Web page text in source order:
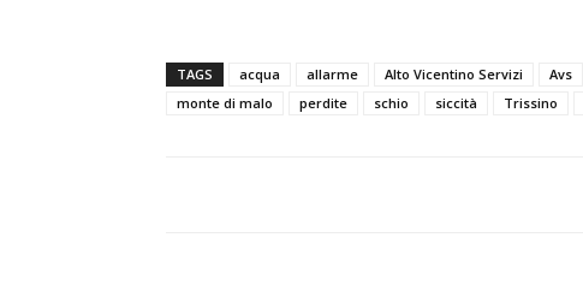
TAGS acqua allarme Alto Vicentino Servizi Avs
monte di malo
perdite schio siccità Trissino